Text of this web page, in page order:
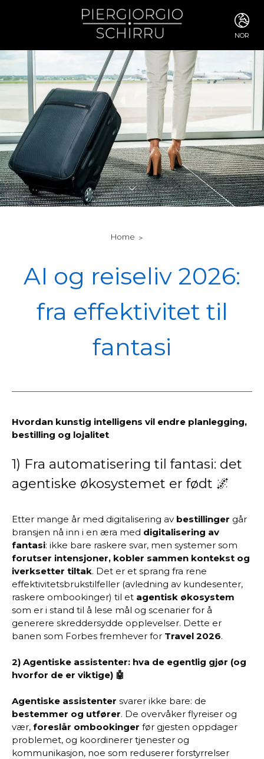
NOR
FRA
RUS
CHI
JPN
SVE
POR
ARA
DUT
KOR
Home
AI og reiseliv 2026:
fra effektivitet til
fantasi
Hvordan kunstig intelligens vil endre planlegging,
bestilling og lojalitet
1) Fra automatisering til fantasi: det
agentiske økosystemet er født 🌌
Etter mange år med digitalisering av bestillinger går
bransjen nå inn i en æra med digitalisering av
fantasi: ikke bare raskere svar, men systemer som
forutser intensjoner, kobler sammen kontekst og
iverksetter tiltak. Det er et sprang fra rene
effektivitetsbrukstilfeller (avledning av kundesenter,
raskere ombookinger) til et agentisk økosystem
som er i stand til å lese mål og scenarier for å
generere skreddersydde opplevelser. Dette er
banen som Forbes fremhever for Travel 2026.
2) Agentiske assistenter: hva de egentlig gjør (og
hvorfor de er viktige) 🤖
Agentiske assistenter svarer ikke bare: de
bestemmer og utfører. De overvåker flyreiser og
vær, foreslår ombookinger før gjesten oppdager
problemet, og koordinerer tjenester og
kommunikasjon, noe som reduserer forstyrrelser